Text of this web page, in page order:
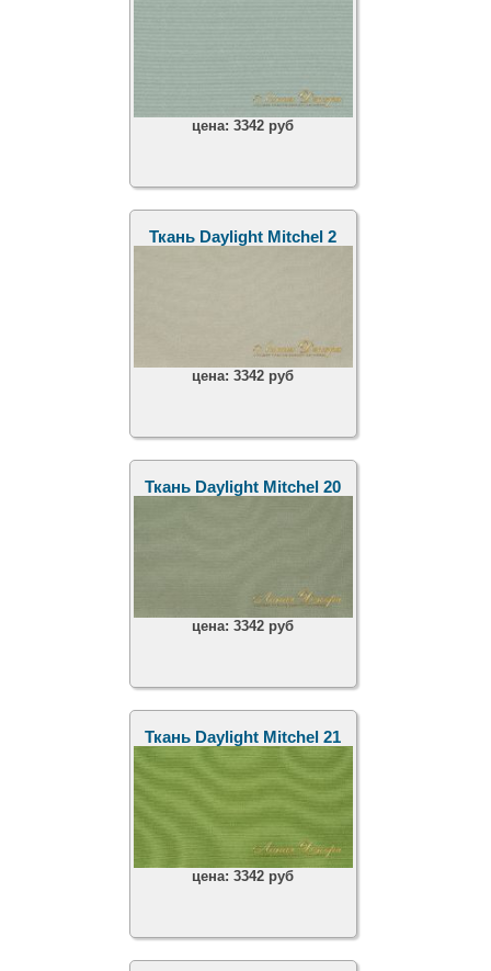
цена:3342 руб
Ткань Daylight Mitchel 2
цена:3342 руб
Ткань Daylight Mitchel 20
цена:3342 руб
Ткань Daylight Mitchel 21
цена:3342 руб